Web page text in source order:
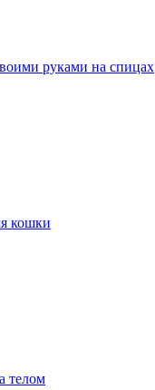
руками на спицах
кошки
телом